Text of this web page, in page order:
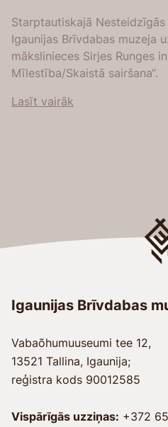
Starptautiskajā
Igaunijas Brīvdabas muzeja
mākslinieces Sirjes Runges
Mīlestība/Skaistā sairšana“.
Lasīt vairāk
Igaunijas Brīvdabas
Vabaõhumuuseumi tee 12,
13521 Tallina, Igaunija;
reģistra kods 90012585
Vispārīgās uzziņas: +372